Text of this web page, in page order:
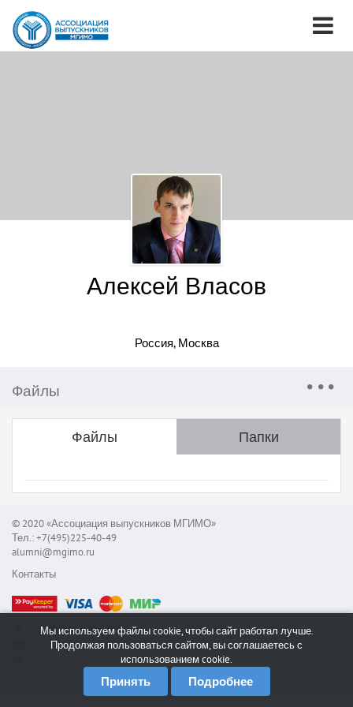
Алексей Власов
Россия, Москва
Файлы
Файлы Папки
© 2020 «Ассоциация выпускников МГИМО»
Тел.: +7(495)225-40-49
alumni@mgimo.ru
Контакты
Сообщить об ошибке
Служба поддержки
Мы используем файлы cookie, чтобы сайт работал лучше.
Продолжая пользоваться сайтом, вы соглашаетесь с
использованием cookie.
Принять Подробнее